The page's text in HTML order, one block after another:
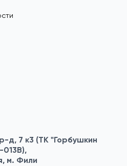
д, 7 к3 (ТК "Горбушкин
м. Фили